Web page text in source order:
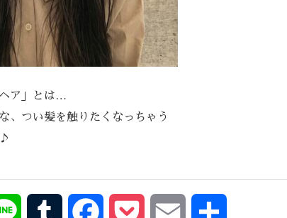
ヘア」とは…
、つい髪を触りたくなっちゃう
Line Tumblr FacebookPocket Email